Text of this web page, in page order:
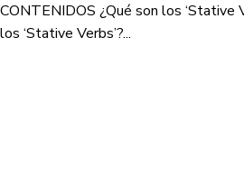
CONTENIDOS ¿Qué son los ‘Stative
los ‘Stative Verbs’?...